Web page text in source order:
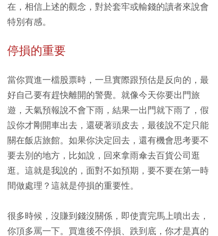
在，相信上述的觀念，對於套牢或輸錢的讀者來說會
特別有感。
停損的重要
當你買進一檔股票時，一旦實際跟預估是反向的，最
好自己要有趕快離開的警覺。就像今天你要出門旅
遊，天氣預報說不會下雨，結果一出門就下雨了，假
設你才剛開車出去，還硬著頭皮去，最後說不定只能
關在飯店旅館。如果你決定回去，還有機會思考要不
要去別的地方，比如說，回來拿雨傘去百貨公司逛
逛。這就是我說的，面對不如預期，要不要在第一時
間做處理？這就是停損的重要性。
很多時候，沒賺到錢沒關係，即使賣完馬上噴出去，
你頂多罵一下。買進後不停損、跌到底，你才是真的